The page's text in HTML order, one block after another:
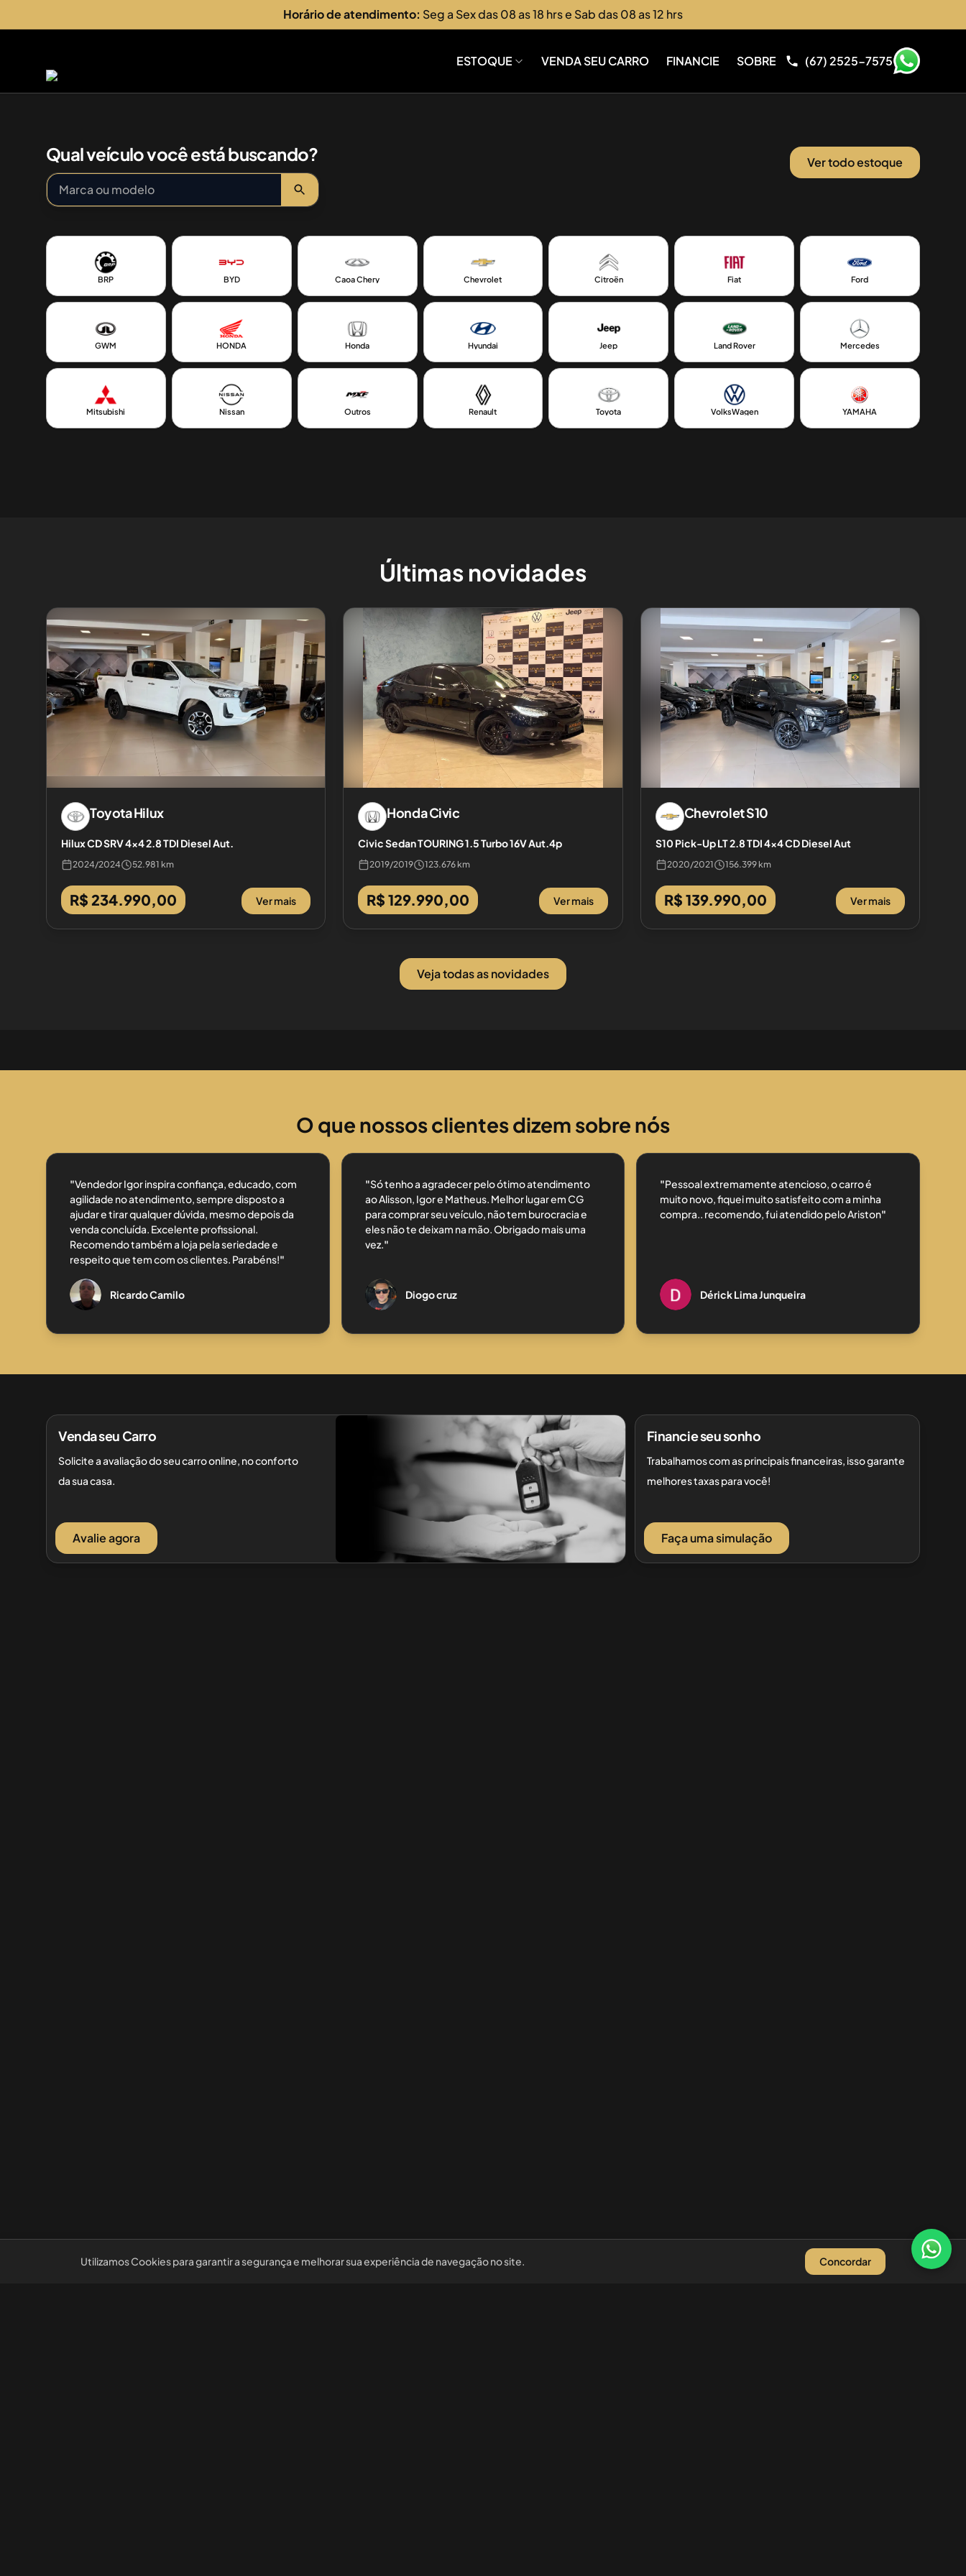
Horário de atendimento: Seg a Sex das 08 as 18 hrs e Sab das 08 as 12 hrs
ESTOQUE VENDA SEU CARRO FINANCIE SOBRE (67) 2525-7575
Qual veículo você está buscando? Ver todo estoque
BRP BYD Caoa Chery Chevrolet Citroën Fiat Ford
GWM HONDA Honda Hyundai Jeep Land Rover Mercedes
Mitsubishi Nissan Outros Renault Toyota VolksWagen YAMAHA
Últimas novidades
ToyotaHilux
Hilux CD SRV 4x4 2.8 TDI Diesel Aut.
2024/2024 52.981 km
R$ 234.990,00 Ver mais
HondaCivic
Civic Sedan TOURING 1.5 Turbo 16V Aut.4p
2019/2019 123.676 km
R$ 129.990,00 Ver mais
ChevroletS10
S10 Pick-Up LT 2.8 TDI 4x4 CD Diesel Aut
2020/2021 156.399 km
R$ 139.990,00 Ver mais
Veja todas as novidades
O que nossos clientes dizem sobre nós
"Vendedor Igor inspira confiança, educado, com
agilidade no atendimento, sempre disposto a
ajudar e tirar qualquer dúvida, mesmo depois da
venda concluída. Excelente profissional.
Recomendo também a loja pela seriedade e
respeito que tem com os clientes. Parabéns!"
Ricardo Camilo
"Só tenho a agradecer pelo ótimo atendimento
ao Alisson, Igor e Matheus. Melhor lugar em CG
para comprar seu veículo, não tem burocracia e
eles não te deixam na mão. Obrigado mais uma
vez."
Diogo cruz
"Pessoal extremamente atencioso, o carro é
muito novo, fiquei muito satisfeito com a minha
compra.. recomendo, fui atendido pelo Ariston"
Dérick Lima Junqueira
Venda seu Carro
Solicite a avaliação do seu carro online, no conforto
da sua casa.
Avalie agora
Financie seu sonho
Trabalhamos com as principais financeiras, isso garante
melhores taxas para você!
Faça uma simulação
Utilizamos Cookies para garantir a segurança e melhorar sua experiência de navegação no site. Concordar